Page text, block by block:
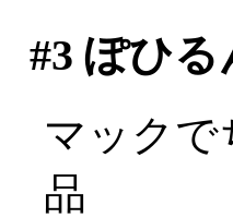
#3 ぽひる
マックで
品